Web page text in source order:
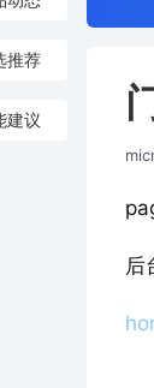
推荐
建议
后